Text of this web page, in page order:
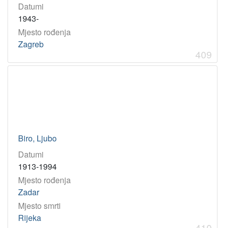
Datumi
1943-
Mjesto rođenja
Zagreb
409
Biro, Ljubo
Datumi
1913-1994
Mjesto rođenja
Zadar
Mjesto smrti
Rijeka